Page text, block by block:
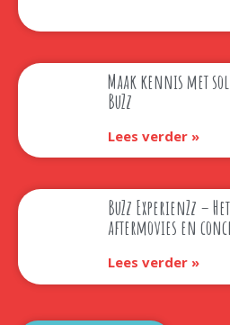
Maak kennis met
BuZz
Lees verder »
BuZz ExperienZz –
aftermovies en
Lees verder »